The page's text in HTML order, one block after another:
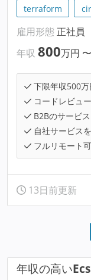
terraform
雇用形態 正社員
年収 800万円 〜
下限年収500万
コードレビュ
B2Bのサービ
自社サービス
フルリモート可
13日前更新
年収の高い